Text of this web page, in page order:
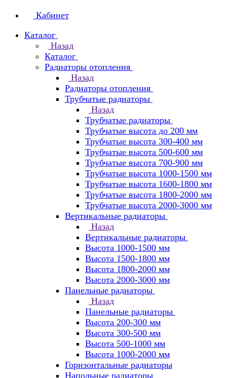
Кабинет
Каталог
Назад
Каталог
Радиаторы отопления
Назад
Радиаторы отопления
Трубчатые радиаторы
Назад
Трубчатые радиаторы
Трубчатые высота до 200 мм
Трубчатые высота 300-400 мм
Трубчатые высота 500-600 мм
Трубчатые высота 700-900 мм
Трубчатые высота 1000-1500 мм
Трубчатые высота 1600-1800 мм
Трубчатые высота 1800-2000 мм
Трубчатые высота 2000-3000 мм
Вертикальные радиаторы
Назад
Вертикальные радиаторы
Высота 1000-1500 мм
Высота 1500-1800 мм
Высота 1800-2000 мм
Высота 2000-3000 мм
Панельные радиаторы
Назад
Панельные радиаторы
Высота 200-300 мм
Высота 300-500 мм
Высота 500-1000 мм
Высота 1000-2000 мм
Горизонтальные радиаторы
Напольные радиаторы